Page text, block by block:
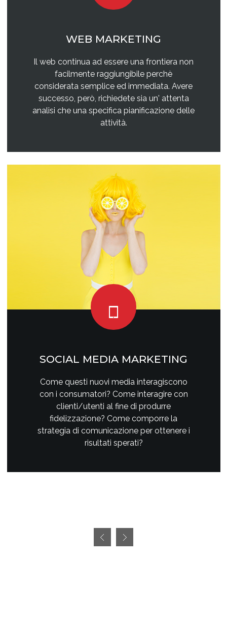
WEB MARKETING
Il web continua ad essere una frontiera non
facilmente raggiungibile perchè
considerata semplice ed immediata. Avere
successo, però, richiedete sia un' attenta
analisi che una specifica pianificazione delle
attività.
SOCIAL MEDIA MARKETING
Come questi nuovi media interagiscono
con i consumatori? Come interagire con
clienti/utenti al fine di produrre
fidelizzazione? Come comporre la
strategia di comunicazione per ottenere i
risultati sperati?